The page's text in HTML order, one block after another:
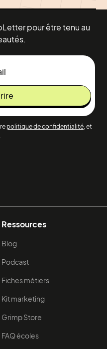
pour être tenu au
politique de confidentialité, et
Ressources
Blog
Podcast
Fiches métiers
Kit marketing
Grimp Store
FAQ écoles